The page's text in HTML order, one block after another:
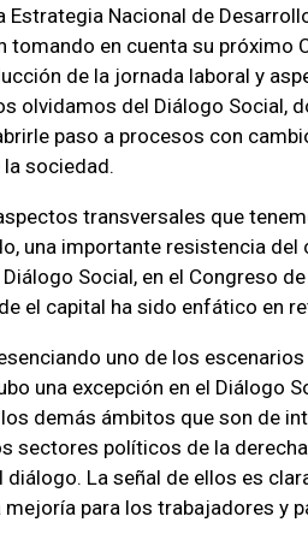
Estrategia Nacional de
tomando en cuenta su próximo
de la jornada laboral y
olvidamos del Diálogo Social,
paso a procesos con
sociedad.
transversales que
una importante resistencia
Diálogo Social, en el Congreso
el capital ha sido enfático en
uno de los
una excepción en el Diálogo
demás ámbitos que son de
sectores políticos de la
diálogo. La señal de ellos es
mejoría para los trabajadores y